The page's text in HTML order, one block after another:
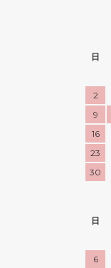
日
2
9
16
23
30
日
6